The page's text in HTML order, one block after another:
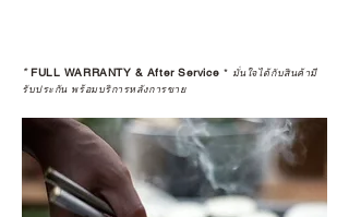
*FULL WARRANTY & After Service * มั่นใจได้กับสินค้ามี
รับประกัน พร้อมบริการหลังการขาย